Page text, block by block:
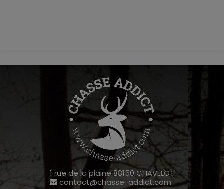
1 rue de la plaine 88150 CHAVELOT
contact@chasse-addict.com